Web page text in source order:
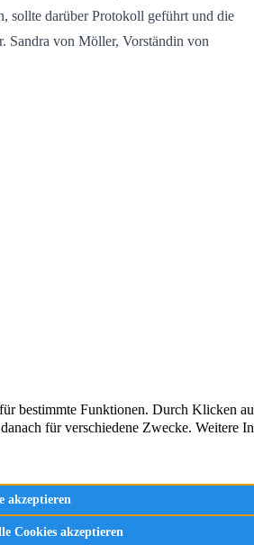
sollte darüber Protokoll geführt und die
Sandra von Möller, Vorständin von
Immobilienangebote
Immobilien Ratgeber